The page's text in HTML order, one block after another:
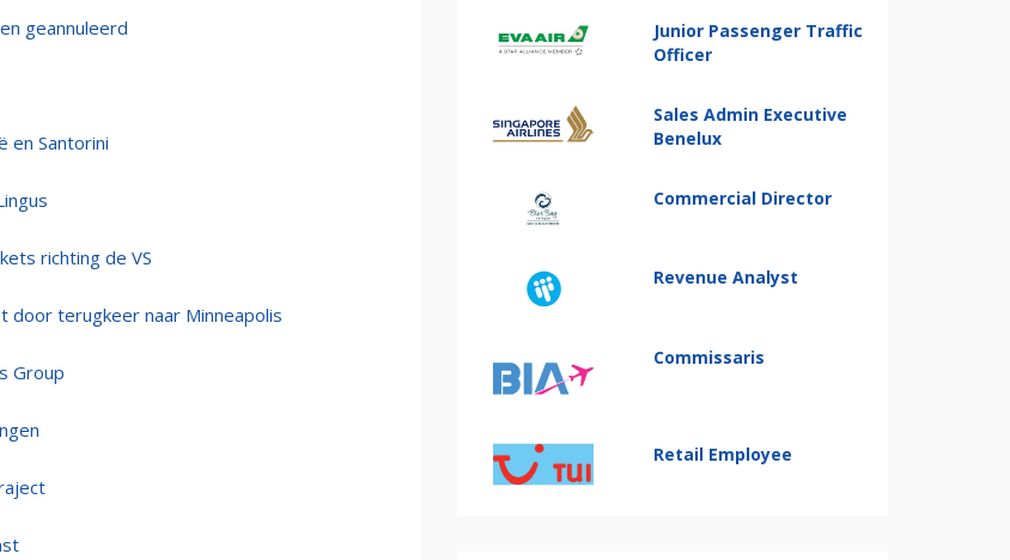
geannuleerd
en Santorini
richting de VS
door terugkeer naar Minneapolis
Group
Junior Passenger Traffic
Officer
Sales Admin Executive
Benelux
Commercial Director
Revenue Analyst
Commissaris
Retail Employee